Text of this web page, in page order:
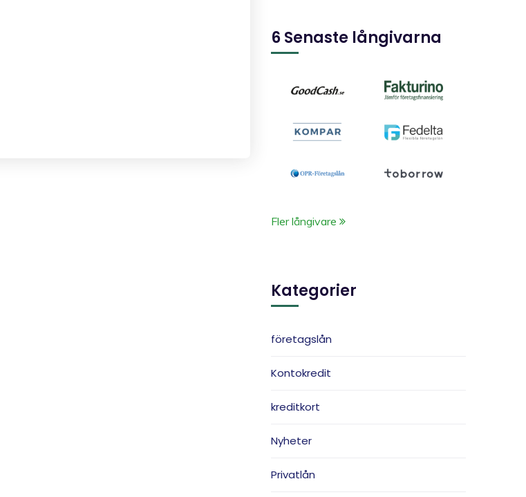
6 Senaste långivarna
Fler långivare
Kategorier
företagslån
Kontokredit
kreditkort
Nyheter
Privatlån